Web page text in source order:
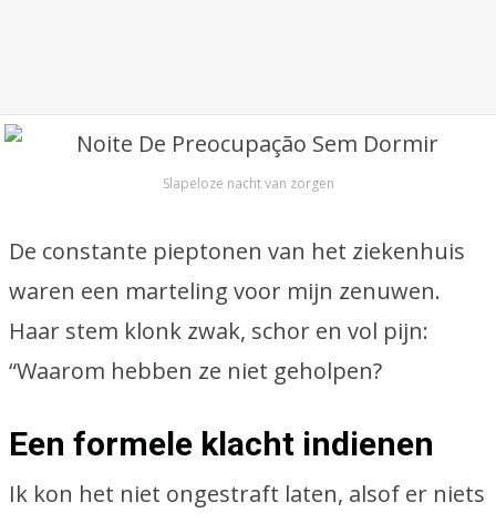
Slapeloze nacht van zorgen
De constante pieptonen van het ziekenhuis
waren een marteling voor mijn zenuwen.
Haar stem klonk zwak, schor en vol pijn:
“Waarom hebben ze niet geholpen?
Een formele klacht indienen
Ik kon het niet ongestraft laten, alsof er niets